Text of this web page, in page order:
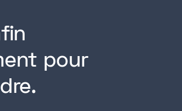
pour